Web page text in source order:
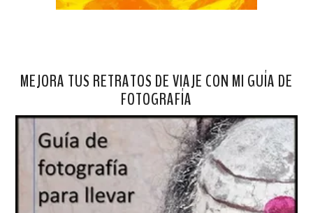
MEJORA TUS RETRATOS DE VIAJE CON MI GUÍA DE
FOTOGRAFÍA